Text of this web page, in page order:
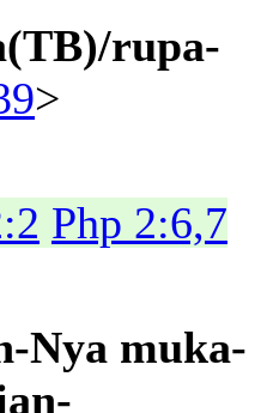
rupa-
>
Php 2:6,7
Nya muka-